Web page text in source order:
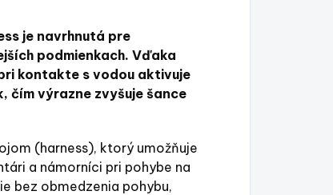
je navrhnutá pre
podmienkach. Vďaka
kontakte s vodou aktivuje
čím výrazne zvyšuje šance
(harness), ktorý umožňuje
a námorníci pri pohybe na
bez obmedzenia pohybu,